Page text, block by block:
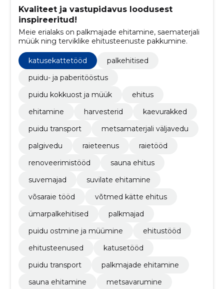
Kvaliteet ja vastupidavus loodusest
inspireeritud!
Meie erialaks on palkmajade ehitamine, saematerjali
müük ning terviklike ehitusteenuste pakkumine.
katusekattetööd
palkehitised
puidu- ja paberitööstus
puidu kokkuost ja müük
ehitus
ehitamine
harvesterid
kaevurakked
puidu transport
metsamaterjali väljavedu
palgivedu
raieteenus
raietööd
renoveerimistööd
sauna ehitus
suvemajad
suvilate ehitamine
võsaraie tööd
võtmed kätte ehitus
ümarpalkehitised
palkmajad
puidu ostmine ja müümine
ehitustööd
ehitusteenused
katusetööd
puidu transport
palkmajade ehitamine
sauna ehitamine
metsavarumine